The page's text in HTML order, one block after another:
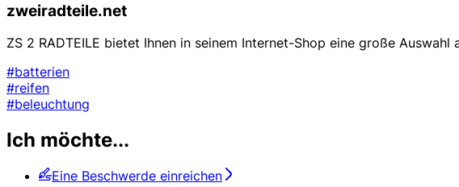
zweiradteile.net
ZS 2 RADTEILE bietet Ihnen in seinem Internet-Shop eine große
#batterien
#reifen
#beleuchtung
Ich möchte...
Eine Beschwerde einreichen